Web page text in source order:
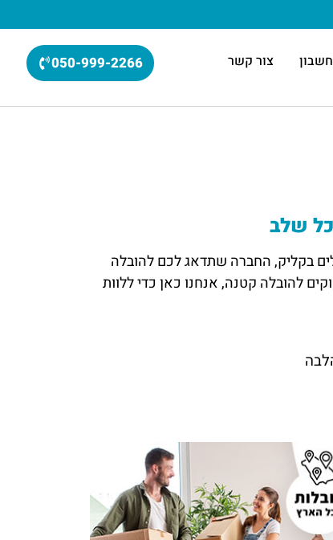
צור קשר 050-999-2266
שלב
בקליק, החברה שתדאג לכם להובלה
להובלה קטנה, אנחנו כאן כדי ללוות